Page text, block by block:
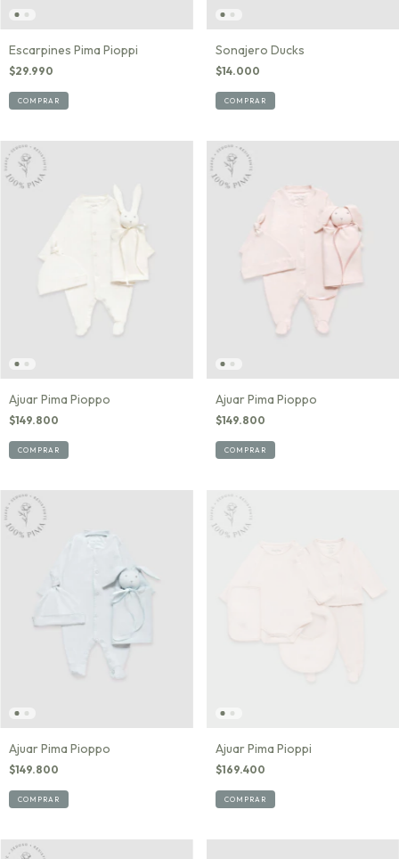
Escarpines Pima Pioppi
$29.990
COMPRAR
Sonajero Ducks
$14.000
COMPRAR
Ajuar Pima Pioppo
$149.800
COMPRAR
Ajuar Pima Pioppo
$149.800
COMPRAR
Ajuar Pima Pioppo
$149.800
COMPRAR
Ajuar Pima Pioppi
$169.400
COMPRAR